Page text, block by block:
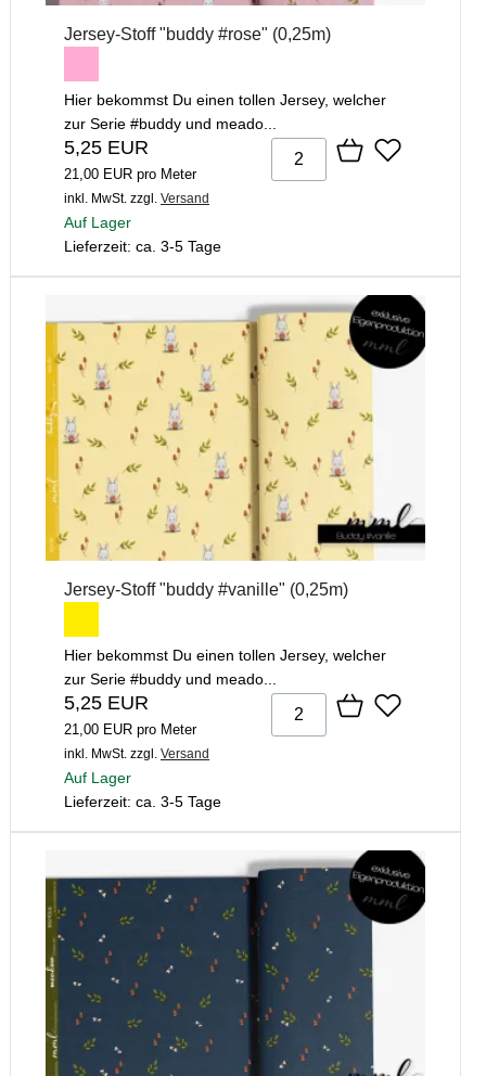
Jersey-Stoff "buddy #rose" (0,25m)
Hier bekommst Du einen tollen Jersey, welcher
zur Serie #buddy und meado...
5,25 EUR
21,00 EUR pro Meter
inkl. MwSt. zzgl. Versand
Auf Lager
Lieferzeit: ca. 3-5 Tage
Jersey-Stoff "buddy #vanille" (0,25m)
Hier bekommst Du einen tollen Jersey, welcher
zur Serie #buddy und meado...
5,25 EUR
21,00 EUR pro Meter
inkl. MwSt. zzgl. Versand
Auf Lager
Lieferzeit: ca. 3-5 Tage